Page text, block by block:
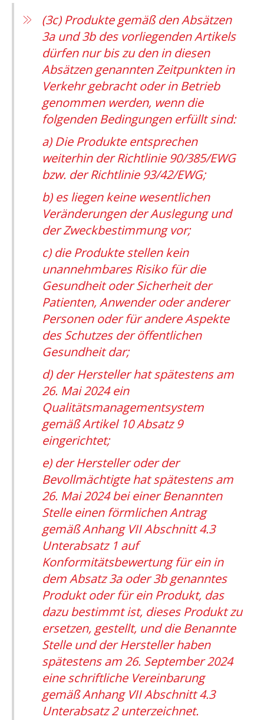
(3c) Produkte gemäß den Absätzen
3a und 3b des vorliegenden Artikels
dürfen nur bis zu den in diesen
Absätzen genannten Zeitpunkten in
Verkehr gebracht oder in Betrieb
genommen werden, wenn die
folgenden Bedingungen erfüllt sind:
a) Die Produkte entsprechen
weiterhin der Richtlinie 90/385/EWG
bzw. der Richtlinie 93/42/EWG;
b) es liegen keine wesentlichen
Veränderungen der Auslegung und
der Zweckbestimmung vor;
c) die Produkte stellen kein
unannehmbares Risiko für die
Gesundheit oder Sicherheit der
Patienten, Anwender oder anderer
Personen oder für andere Aspekte
des Schutzes der öffentlichen
Gesundheit dar;
d) der Hersteller hat spätestens am
26. Mai 2024 ein
Qualitätsmanagementsystem
gemäß Artikel 10 Absatz 9
eingerichtet;
e) der Hersteller oder der
Bevollmächtigte hat spätestens am
26. Mai 2024 bei einer Benannten
Stelle einen förmlichen Antrag
gemäß Anhang VII Abschnitt 4.3
Unterabsatz 1 auf
Konformitätsbewertung für ein in
dem Absatz 3a oder 3b genanntes
Produkt oder für ein Produkt, das
dazu bestimmt ist, dieses Produkt zu
ersetzen, gestellt, und die Benannte
Stelle und der Hersteller haben
spätestens am 26. September 2024
eine schriftliche Vereinbarung
gemäß Anhang VII Abschnitt 4.3
Unterabsatz 2 unterzeichnet.